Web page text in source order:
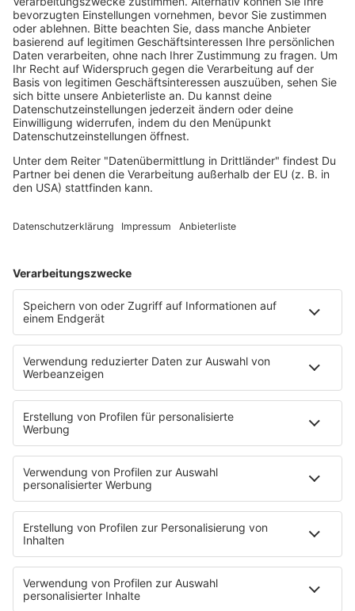
Kaninchen-Insel Norderney
00:00 00:51
Was hat das Knacken des Nutellaglasses mit Niedersachsen zu
tun?
00:00 00:55
Die Buxtehuder Geschichte vom Hasen und Igel
00:00 00:51
In Dangast steht ein besonderes Körperteil am Strand
00:00
Braunschweig und Rio de Janeiro verbindet eine besondere
Millimeterzahl
00:00
Die wohl verrückteste Marathonstrecke gibt es auf dem Steinhuder
Meer